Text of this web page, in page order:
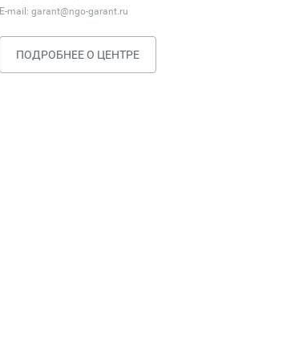
E-mail: garant@ngo-garant.ru
ПОДРОБНЕЕ О ЦЕНТРЕ